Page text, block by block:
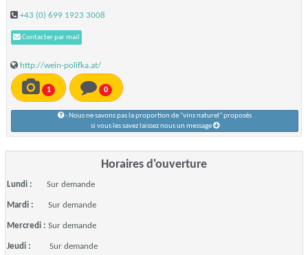
+43 (0) 699 1923 3008
Contacter par mail
http://wein-polifka.at/
1 0
- Nous ne savons pas la proportion de "vins naturel" proposés
si vous les savez laissez nous un message
Horaires d'ouverture
Lundi : Sur demande
Mardi : Sur demande
Mercredi : Sur demande
Jeudi : Sur demande